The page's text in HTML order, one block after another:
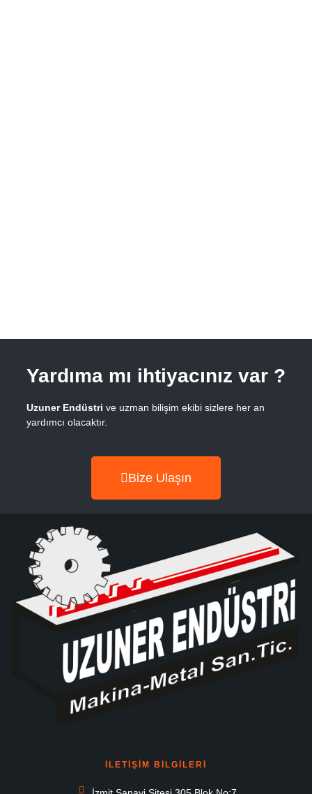
Yardıma mı ihtiyacınız var ?
Uzuner Endüstri ve uzman bilişim ekibi sizlere her an
yardımcı olacaktır.
Bize Ulaşın
ILETİŞİM BİLGİLERİ